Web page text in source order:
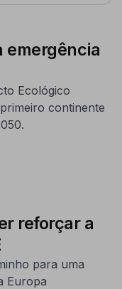
emergência
Ecológico
continente
reforçar a
para uma
Europa